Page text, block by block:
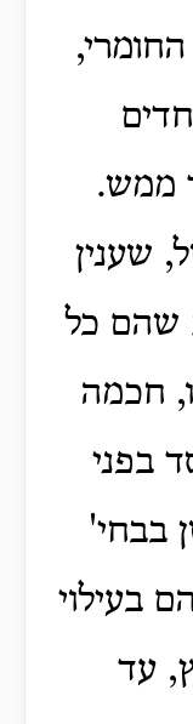
ממש.
שענין
שהם כל
חכמה
בפני
בבחי'
בעילוי
עד